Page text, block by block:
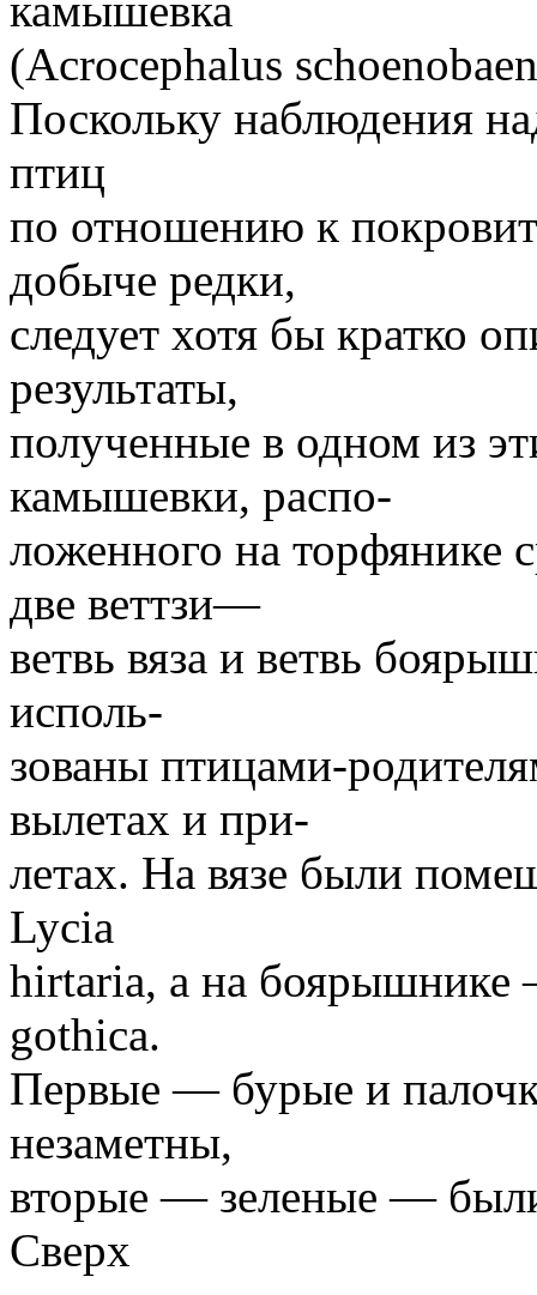
(Acrocephalus
Поскольку наблюдения
птиц
по отношению к
добыче редки,
следует хотя бы кратко
результаты,
полученные в одном из
камышевки, распо-
ложенного на торфянике
две веттзи—
ветвь вяза и ветвь
исполь-
зованы птицами-
вылетах и при-
летах. На вязе были
Lycia
hirtaria, а на боярышнике
gothica.
Первые — бурые и
незаметны,
вторые — зеленые —
Сверх